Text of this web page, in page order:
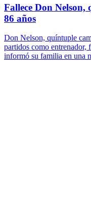
Fallece Don
86 años
Don Nelson, quíntuple
partidos como entrenador,
informó su familia en una